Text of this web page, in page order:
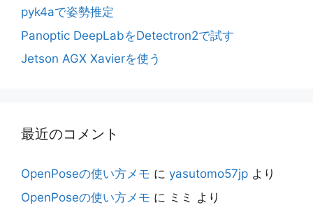
pyk4aで姿勢推定
Panoptic DeepLabをDetectron2で試す
Jetson AGX Xavierを使う
最近のコメント
OpenPoseの使い方メモ に yasutomo57jp より
OpenPoseの使い方メモ に ミミ より